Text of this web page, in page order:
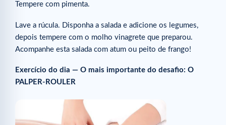
Tempere com pimenta.
Lave a rúcula. Disponha a salada e adicione os legumes,
depois tempere com o molho vinagrete que preparou.
Acompanhe esta salada com atum ou peito de frango!
Exercício do dia — O mais importante do desafio: O
PALPER-ROULER